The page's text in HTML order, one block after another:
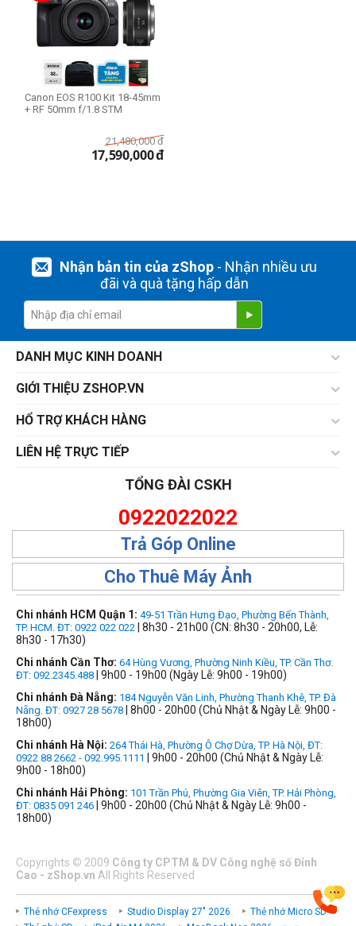
Canon EOS R100 Kit 18-45mm
+ RF 50mm f/1.8 STM
21,480,000 đ
17,590,000đ
Nhận bản tin của zShop- Nhận nhiều ưu
đãi và quà tặng hấp dẫn
DANH MỤC KINH DOANH
GIỚI THIỆU ZSHOP.VN
HỔ TRỢ KHÁCH HÀNG
LIÊN HỆ TRỰC TIẾP
TỔNG ĐÀI CSKH
0922022022
Trả Góp Online
Cho Thuê Máy Ảnh
Chi nhánh HCM Quận 1: 49-51 Trần Hưng Đạo, Phường Bến Thành,
TP. HCM. ĐT: 0922 022 022 | 8h30 - 21h00 (CN: 8h30 - 20h00, Lễ:
8h30 - 17h30)
Chi nhánh Cần Thơ: 64 Hùng Vương, Phường Ninh Kiều, TP. Cần Thơ.
ĐT: 092.2345.488 | 9h00 - 19h00 (Ngày Lễ: 9h00 - 19h00)
Chi nhánh Đà Nẵng: 184 Nguyễn Văn Linh, Phường Thanh Khê, TP. Đà
Nẵng. ĐT: 0927 28 5678 | 8h00 - 20h00 (Chủ Nhật & Ngày Lễ: 9h00 -
18h00)
Chi nhánh Hà Nội: 264 Thái Hà, Phường Ô Chợ Dừa, TP. Hà Nội, ĐT:
0922 88 2662 - 092.995.1111
| 9h00 - 20h00 (Chủ Nhật & Ngày Lễ:
9h00 - 18h00)
Chi nhánh Hải Phòng: 101 Trần Phú, Phường Gia Viên, TP. Hải Phòng,
ĐT: 0835 091 246 | 9h00 - 20h00 (Chủ Nhật & Ngày Lễ: 9h00 -
18h00)
Copyrights © 2009 Công ty CPTM & DV Công nghệ số Đỉnh
Cao - zShop.vn All Rights Reserved
Thẻ nhớ CFexpress Studio Display 27" 2026
Thẻ nhớ Micro SD